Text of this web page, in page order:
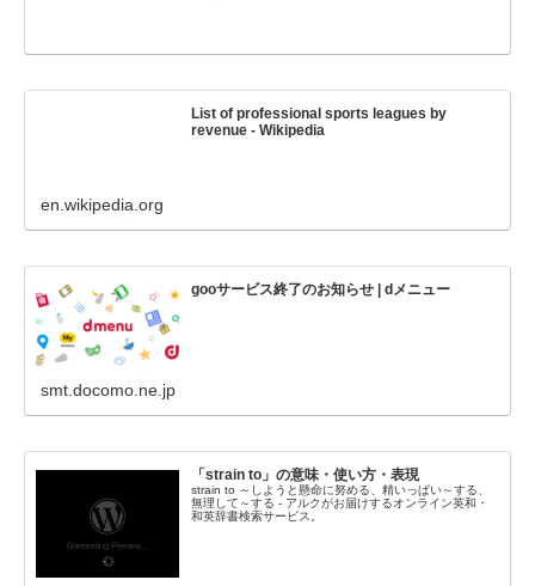
List of professional sports leagues by
revenue - Wikipedia
en.wikipedia.org
gooサービス終了のお知らせ | dメニュー
smt.docomo.ne.jp
「strain to」の意味・使い方・表現
strain to ～しようと懸命に努める、精いっぱい～する、
無理して～する - アルクがお届けするオンライン英和・
和英辞書検索サービス。